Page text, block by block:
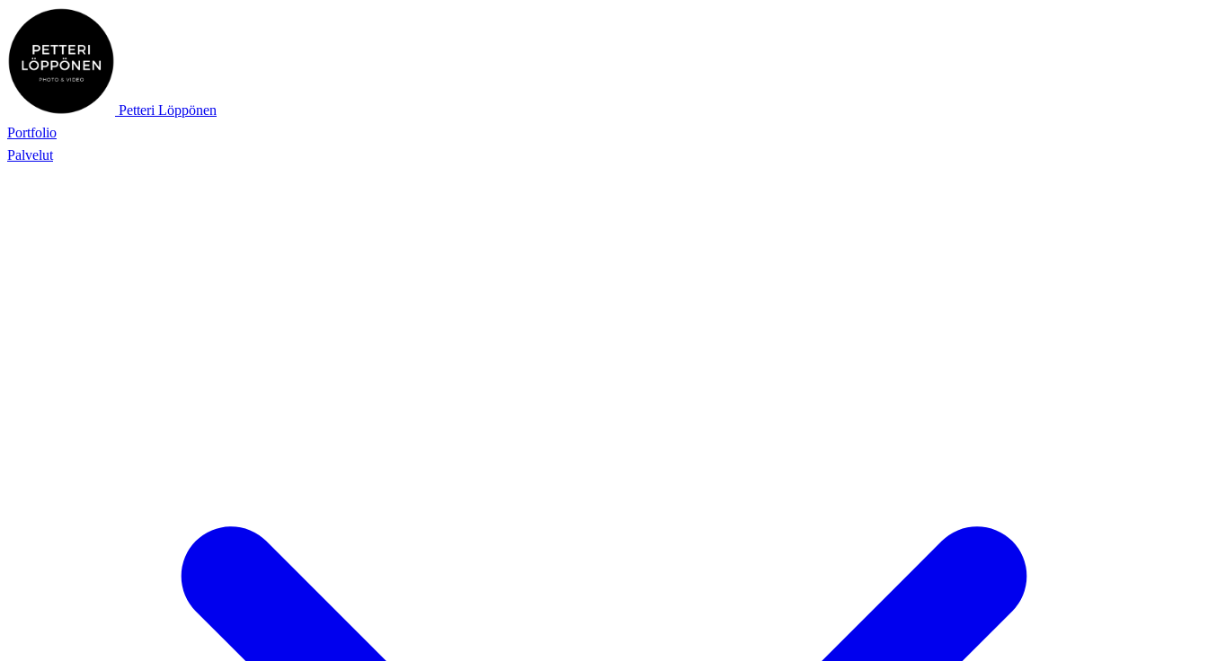
Petteri Löppönen
Portfolio
Palvelut